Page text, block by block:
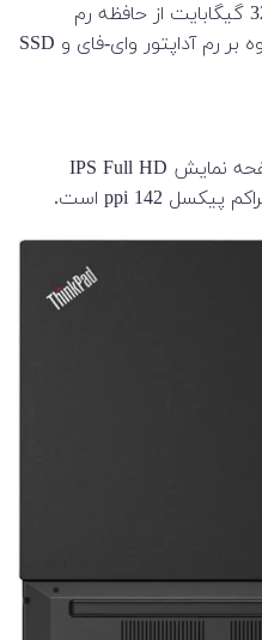
دو اسلات رم DIMM دارد. که تا 32 گیگابایت از حافظه رم
DDR4 را پشتیبانی می کنند. علاوه بر رم آداپتور وای-فای و SSD
Lenovo ThinkPad E580 دارای صفحه نمایش IPS Full HD